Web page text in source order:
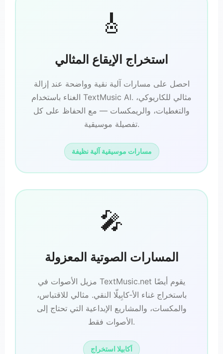
🎸
استخراج الإيقاع المثالي
احصل على مسارات آلية نقية وواضحة عند إزالة
الغناء باستخدام TextMusic AI. مثالي للكاريوكي،
والتغطيات، والريمكسات — مع الحفاظ على كل
تفصيلة موسيقية.
مسارات موسيقية آلية نظيفة
🎤
المسارات الصوتية المعزولة
مزيل الأصوات في TextMusic.net يقوم أيضًا
باستخراج غناء الأ‑كابِيلّا النقي. مثالي للاقتباس،
والمكسات، والمشاريع الإبداعية التي تحتاج إلى
الأصوات فقط.
اَكابيلا استخراج